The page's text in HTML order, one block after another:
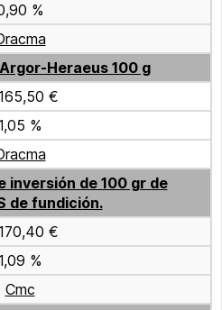
%
Heraeus 100 g
€
%
inversión de 100 gr de
de fundición.
€
%
Cmc